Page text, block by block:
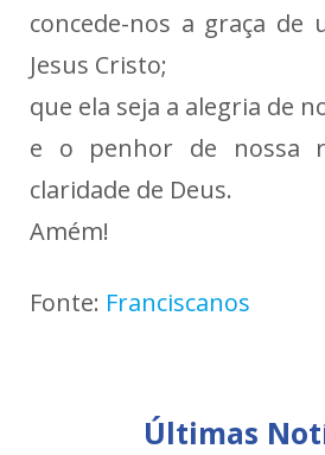
concede-nos a graça de
Jesus Cristo;
que ela seja a alegria de
e o penhor de nossa
claridade de Deus.
Amém!
Fonte: Franciscanos
Últimas